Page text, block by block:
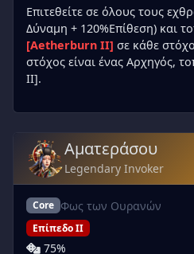
Επιτεθείτε σε όλους τους
Δύναμη + 120%Επίθεση) και
[Aetherburn II] σε κάθε
στόχος είναι ένας Αρχηγός,
II].
Αματεράσου
Legendary Invoker
Core Φως των Ουρανών
Επίπεδο II
75%